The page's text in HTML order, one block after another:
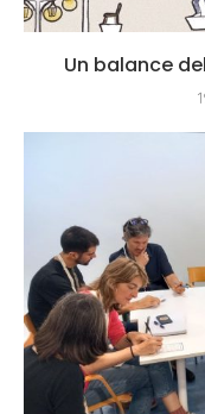
Un balance